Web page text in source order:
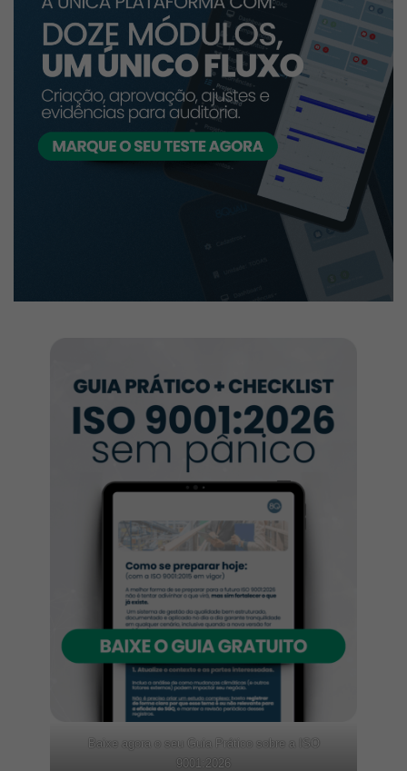
Baixe agora o seu Guia Prático sobre a ISO
9001:2026